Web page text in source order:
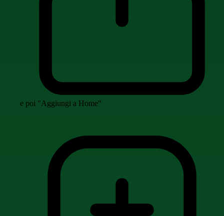
e poi "Aggiungi a Home"